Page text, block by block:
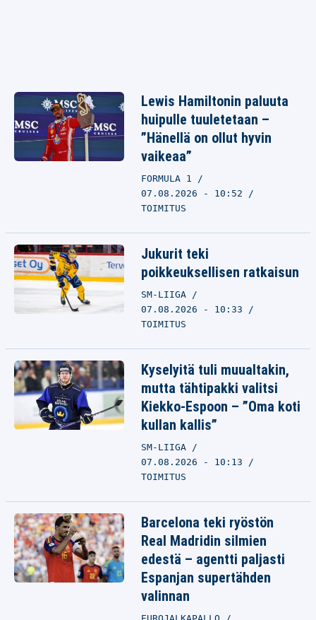
Lewis Hamiltonin paluuta
huipulle tuuletetaan –
”Hänellä on ollut hyvin
vaikeaa”
FORMULA 1
07.08.2026 - 10:52
TOIMITUS
Jukurit teki
poikkeuksellisen ratkaisun
SM-LIIGA
07.08.2026 - 10:33
TOIMITUS
Kyselyitä tuli muualtakin,
mutta tähtipakki valitsi
Kiekko-Espoon – ”Oma koti
kullan kallis”
SM-LIIGA
07.08.2026 - 10:13
TOIMITUS
Barcelona teki ryöstön
Real Madridin silmien
edestä – agentti paljasti
Espanjan supertähden
valinnan